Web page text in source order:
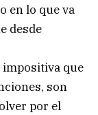
en lo que va
desde
que
son
por el